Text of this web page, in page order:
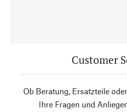
Customer
Ob Beratung, Ersatzteile
Ihre Fragen und